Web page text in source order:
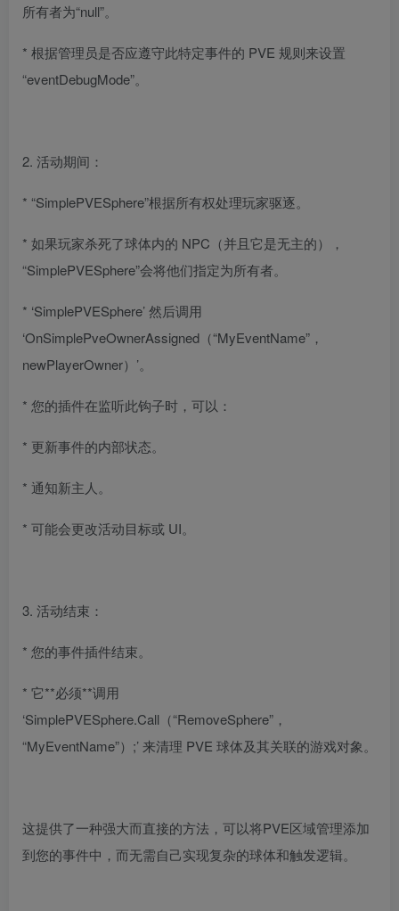
所有者为“null”。
* 根据管理员是否应遵守此特定事件的 PVE 规则来设置
“eventDebugMode”。
2. 活动期间：
* “SimplePVESphere”根据所有权处理玩家驱逐。
* 如果玩家杀死了球体内的 NPC（并且它是无主的），
“SimplePVESphere”会将他们指定为所有者。
* ‘SimplePVESphere’ 然后调用
‘OnSimplePveOwnerAssigned（“MyEventName”，
newPlayerOwner）’。
* 您的插件在监听此钩子时，可以：
* 更新事件的内部状态。
* 通知新主人。
* 可能会更改活动目标或 UI。
3. 活动结束：
* 您的事件插件结束。
* 它**必须**调用
‘SimplePVESphere.Call（“RemoveSphere”，
“MyEventName”）;’ 来清理 PVE 球体及其关联的游戏对象。
这提供了一种强大而直接的方法，可以将PVE区域管理添加
到您的事件中，而无需自己实现复杂的球体和触发逻辑。